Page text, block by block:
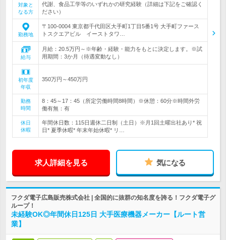
対象と
なる方
代謝、食品工学等のいずれかの研究経験（詳細は下記をご確認く
ださい）
勤務地
〒100-0004 東京都千代田区大手町1丁目5番1号 大手町ファース
トスクエアビル イーストタワ…
給与
月給：20.5万円～※年齢・経験・能力をもとに決定します。※試
用期間：3か月（待遇変動なし）
初年度
年収
350万円～450万円
勤務
時間
8：45～17：45（所定労働時間8時間）※休憩：60分※時間外労
働有無：有
休日
休暇
年間休日数：115日週休二日制（土日）※月1回土曜出社あり* 祝
日* 夏季休暇* 年末年始休暇* リ…
求人詳細を見る 気になる
フクダ電子広島販売株式会社 | 全国的に抜群の知名度を誇る！フクダ電子グ
ループ！
未経験OK◎年間休日125日 大手医療機器メーカー【ルート営
業】